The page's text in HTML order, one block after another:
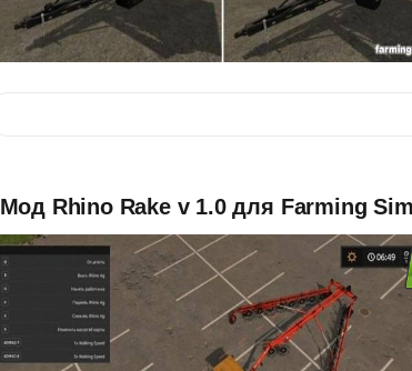
Мод Rhino Rake v 1.0 для Farming